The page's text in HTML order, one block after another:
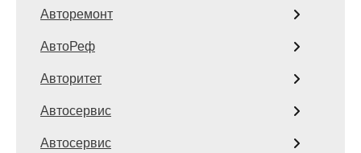
Авторемонт
АвтоРеф
Авторитет
Автосервис
Автосервис